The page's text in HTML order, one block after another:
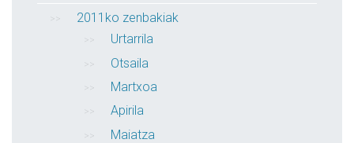
2011ko zenbakiak
Urtarrila
Otsaila
Martxoa
Apirila
Maiatza